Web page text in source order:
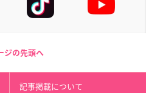
ジの先頭へ
記事掲載について